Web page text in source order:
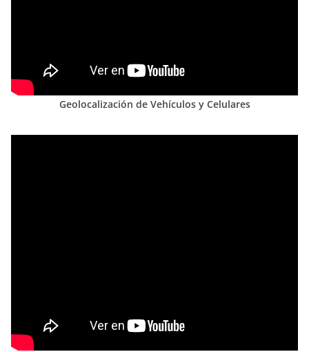
Geolocalización de Vehículos y Celulares